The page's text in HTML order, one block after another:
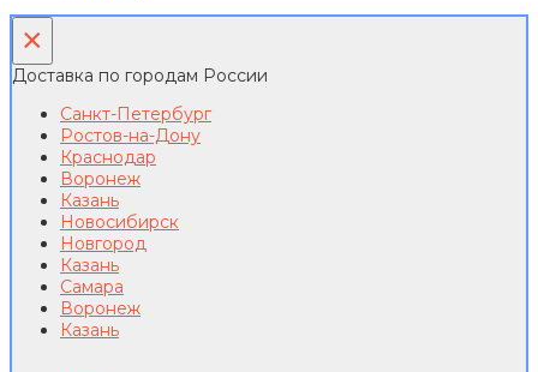
×
Доставка по городам России
Санкт-Петербург
Ростов-на-Дону
Краснодар
Воронеж
Казань
Новосибирск
Новгород
Казань
Самара
Воронеж
Казань